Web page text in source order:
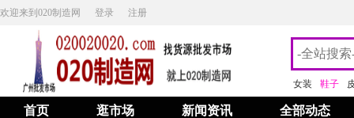
欢迎来到020制造网 登录 注册
女装 鞋子
首页 逛市场 新闻资讯 全部动态